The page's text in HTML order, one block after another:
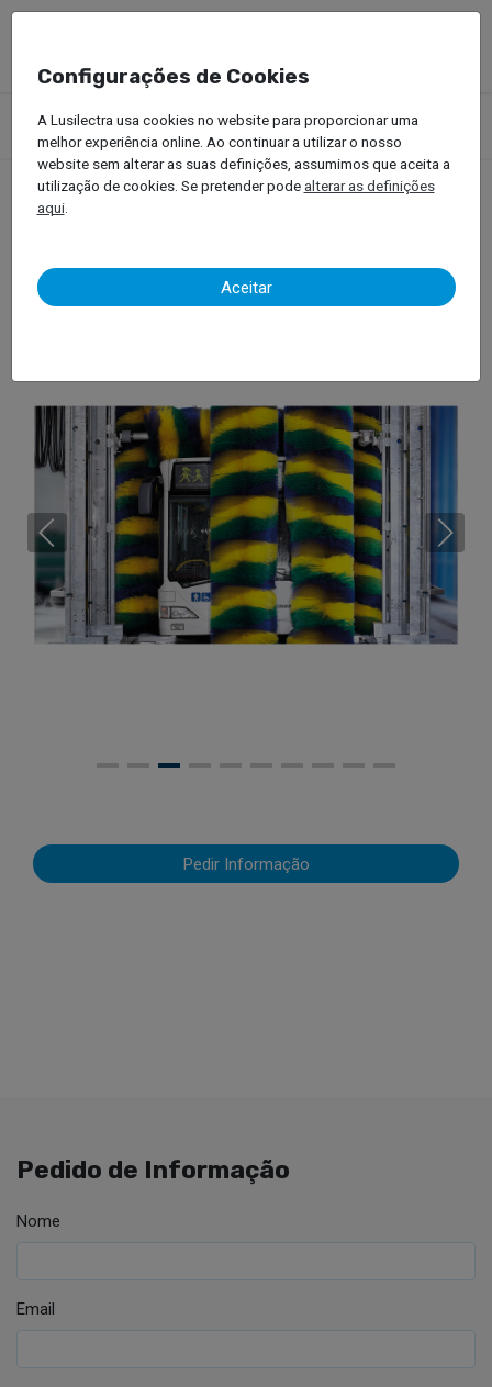
Produtos Equipamentos Oficinais
Estações de Serviço
Veículos Pesados
Pedir Informação
Pedido de Informação
Nome
Email
Configurações de Cookies
A Lusilectra usa cookies no website para proporcionar uma
melhor experiência online. Ao continuar a utilizar o nosso
website sem alterar as suas definições, assumimos que aceita a
utilização de cookies. Se pretender podealterar as definições
aqui.
Aceitar